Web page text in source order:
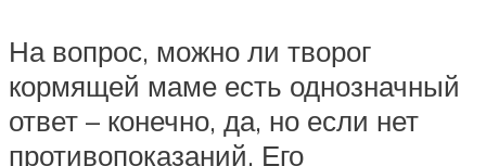
На вопрос, можно ли творог
кормящей маме есть однозначный
ответ – конечно, да, но если нет
противопоказаний. Его